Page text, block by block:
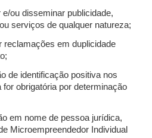
ou disseminar publicidade,
serviços de qualquer natureza;
reclamações em duplicidade
de identificação positiva nos
obrigatória por determinação
em nome de pessoa jurídica,
Microempreendedor Individual